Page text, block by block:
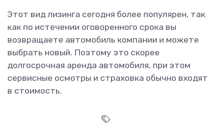
Этот вид лизинга сегодня более популярен, так
как по истечении оговоренного срока вы
возвращаете автомобиль компании и можете
выбрать новый. Поэтому это скорее
долгосрочная аренда автомобиля, при этом
сервисные осмотры и страховка обычно входят
в стоимость.